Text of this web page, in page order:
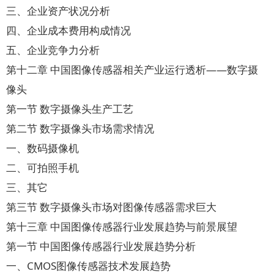
三、企业资产状况分析
四、企业成本费用构成情况
五、企业竞争力分析
第十二章 中国图像传感器相关产业运行透析——数字摄
像头
第一节 数字摄像头生产工艺
第二节 数字摄像头市场需求情况
一、数码摄像机
二、可拍照手机
三、其它
第三节 数字摄像头市场对图像传感器需求巨大
第十三章 中国图像传感器行业发展趋势与前景展望
第一节 中国图像传感器行业发展趋势分析
一、CMOS图像传感器技术发展趋势